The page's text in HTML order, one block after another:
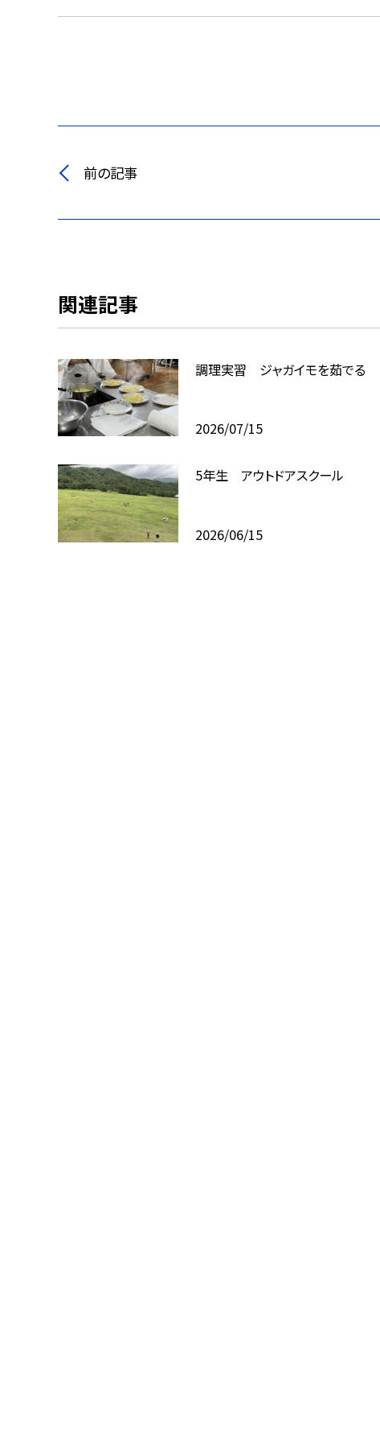
前の記事
関連記事
調理実習 ジャガイモを茹でる
2026/07/15
5年生 アウトドアスクール
2026/06/15